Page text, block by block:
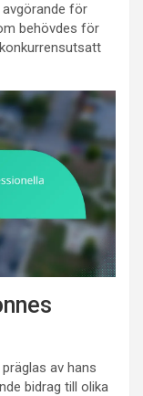
för
behövdes för
av hans
bidrag till olika